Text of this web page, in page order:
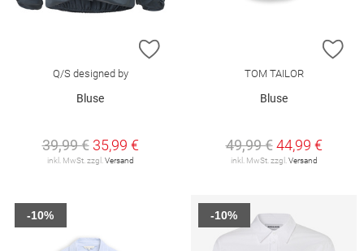
ZUR WUNSCHLISTE HINZUFÜGEN
Q/S designed by
Bluse
39,99 € 35,99 €
inkl. MwSt. zzgl. Versand
TOM TAILOR
Bluse
49,99 € 44,99 €
inkl. MwSt. zzgl. Versand
-10% -10%